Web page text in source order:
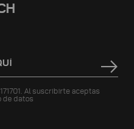
Al suscribirte aceptas
de datos